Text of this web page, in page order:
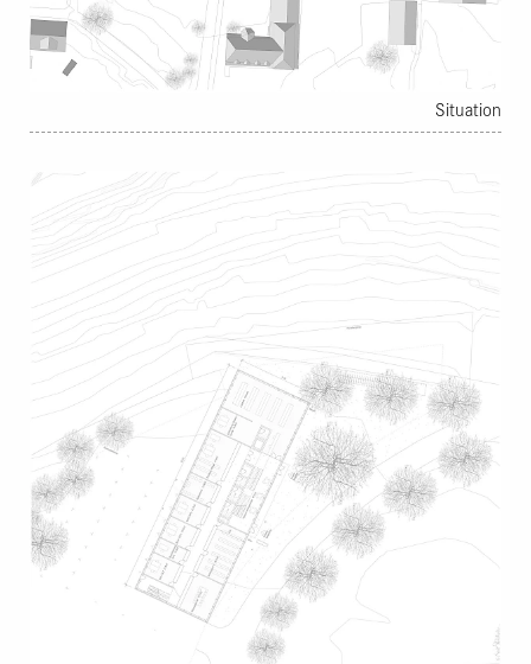
vorhandenen Volumens. Statt der Erhaltung wird hier
deshalb ein situationsgerechter Ersatz des Fausterhauses
mit einer adäquat qualitätvollen Neuinterpretation
Unter einem Dach
Das markante Dach des Neubaus beherbergt die Bibliothek
Dachschrägen ermöglicht eine gute Übersicht und eine
einfache Orientierung in den Räumlichkeiten. Ein zentrales
Oblichtband sorgt für helle Arbeitsplätze, eine gute
Raumausleuchtung und unterstreicht den Charakter des
Dachraumes als Ort der Ruhe und des Lernens. Ebenfalls
über den zentralen Eingang sind die Verwaltungsräume
sowie die Ludothek im Erdgeschoss vom Vorplatz
erreichbar. Die Anordnung der drei unterschiedlichen
Nutzungen in einem Gebäude leitet sich aus der historisch
gewachsenen Situation ab. Gleichzeitig fördert sie den
allgemeinen Austausch und die sozialen Kontakte aller
NutzerInnen. Der gemeinsame Vorraum mit kleiner
Cafeteria unterstützt dies noch zusätzlich.
Situation